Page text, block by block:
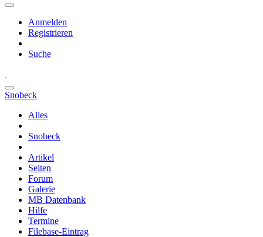
Anmelden
Registrieren
Suche
Snobeck
Alles
Snobeck
Artikel
Seiten
Forum
Galerie
MB Datenbank
Hilfe
Termine
Filebase-Eintrag